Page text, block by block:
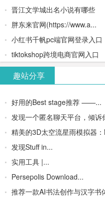
晋江文学城出名小说有哪些
胖东来官网(https://www.a...
小红书千帆pc端官网登录入口
tiktokshop跨境电商官网入口
趣站分享
好用的Best stage推荐 ——...
发现一个匿名聊天平台，倾诉
精美的3D太空流星雨模拟器
发现Stuff in...
实用工具 |...
Persepolis Download...
推荐一款AI书法创作与汉字书